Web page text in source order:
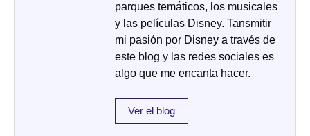
parques temáticos, los musicales
y las películas Disney. Tansmitir
mi pasión por Disney a través de
este blog y las redes sociales es
algo que me encanta hacer.
Ver el blog